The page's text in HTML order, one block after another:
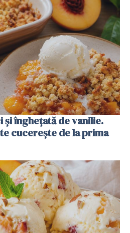
înghețată de vanilie.
cucerește de la prima